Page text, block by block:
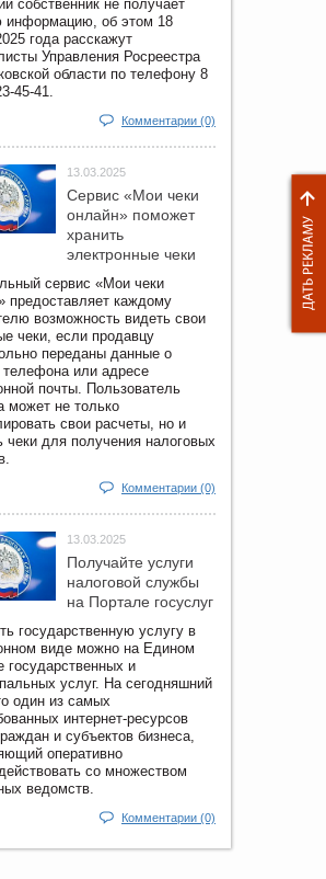
собственник не получает
информацию, об этом 18
года расскажут
Управления Росреестра
области по телефону 8
45-41.
Комментарии (0)
13.03.2025
Сервис «Мои чеки
онлайн» поможет
хранить
электронные чеки
сервис «Мои чеки
предоставляет каждому
возможность видеть свои
чеки, если продавцу
переданы данные о
телефона или адресе
почты. Пользователь
может не только
свои расчеты, но и
чеки для получения налоговых
Комментарии (0)
13.03.2025
Получайте услуги
налоговой службы
на Портале госyслуг
государственную услугу в
виде можно на Едином
государственных и
услуг. На сегодняшний
один из самых
интернет-ресурсов
и субъектов бизнеса,
оперативно
со множеством
ведомств.
Комментарии (0)